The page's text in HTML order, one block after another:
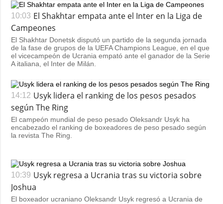
10:03 El Shakhtar empata ante el Inter en la Liga de
Campeones
El Shakhtar Donetsk disputó un partido de la segunda jornada
de la fase de grupos de la UEFA Champions League, en el que
el vicecampeón de Ucrania empató ante el ganador de la Serie
A italiana, el Inter de Milán.
14:12 Usyk lidera el ranking de los pesos pesados
según The Ring
El campeón mundial de peso pesado Oleksandr Usyk ha
encabezado el ranking de boxeadores de peso pesado según
la revista The Ring.
10:39 Usyk regresa a Ucrania tras su victoria sobre
Joshua
El boxeador ucraniano Oleksandr Usyk regresó a Ucrania de